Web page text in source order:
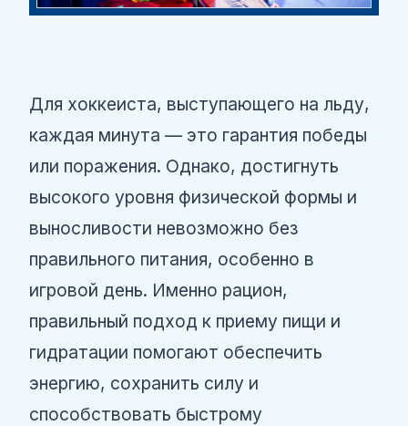
Для хоккеиста, выступающего на льду,
каждая минута — это гарантия победы
или поражения. Однако, достигнуть
высокого уровня физической формы и
выносливости невозможно без
правильного питания, особенно в
игровой день. Именно рацион,
правильный подход к приему пищи и
гидратации помогают обеспечить
энергию, сохранить силу и
способствовать быстрому